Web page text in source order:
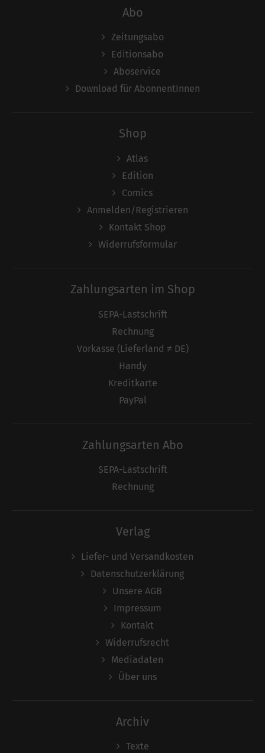
Abo
Zeitungsabo
Editionsabo
Aboservice
Download für AbonnentInnen
Shop
Atlas
Edition
Comics
Anmelden/Registrieren
Kontakt Shop
Widerrufsformular
Zahlungsarten im Shop
SEPA-Lastschrift
Rechnung
Vorkasse (Lieferland ≠ DE)
Handy
Kreditkarte
PayPal
Zahlungsarten Abo
SEPA-Lastschrift
Rechnung
Verlag
Liefer- und Versandkosten
Datenschutzerklärung
Unsere AGB
Impressum
Kontakt
Widerrufsrecht
Mediadaten
Über uns
Archiv
Texte